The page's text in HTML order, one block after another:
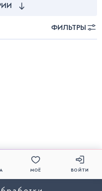
ФИЛЬТРЫ
МОЁ ВОЙТИ